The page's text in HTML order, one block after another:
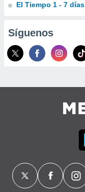
de
El Tiempo 1 - 7 días
Síguenos